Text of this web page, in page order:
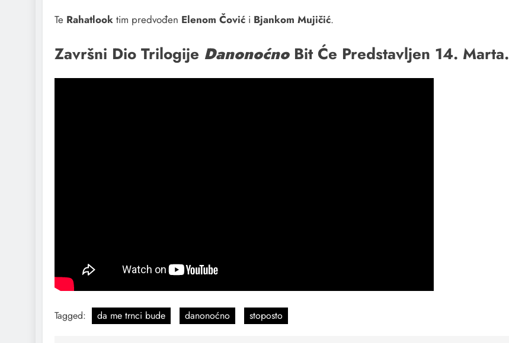
Te Rahatlook tim predvođen Elenom Čović i Bjankom Mujičić.
Završni Dio Trilogije DanonoćnoBit Će Predstavljen 14. Marta.
Tagged: da me trnci bude danonoćno stoposto